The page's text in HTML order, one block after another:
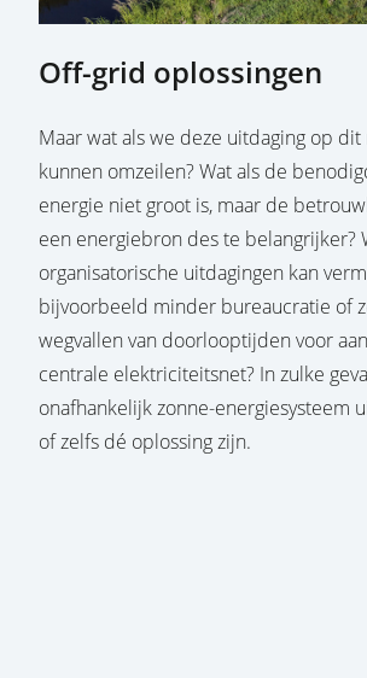
Off-grid oplossingen
Maar wat als we deze uitdaging op
kunnen omzeilen? Wat als de
energie niet groot is, maar de
een energiebron des te belangrijker?
organisatorische uitdagingen kan
bijvoorbeeld minder bureaucratie of
wegvallen van doorlooptijden voor
centrale elektriciteitsnet? In zulke
onafhankelijk zonne-energiesysteem
of zelfs dé oplossing zijn.